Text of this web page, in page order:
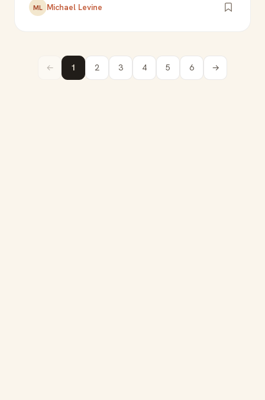
ML Michael Levine
← 1 2 3 4 5 6 →